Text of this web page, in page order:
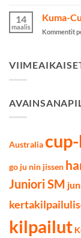
14
maalis
Kuma-
Kommentit
Australia
go ju nin jissen
Juniori SM
kilpailut